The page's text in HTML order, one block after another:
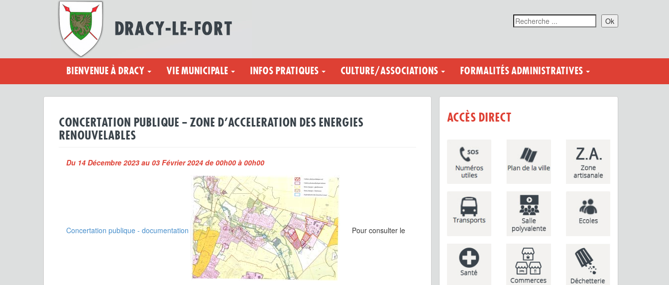
Ok
BIENVENUE À DRACY VIE MUNICIPALE INFOS PRATIQUES CULTURE/ASSOCIATIONS FORMALITÉS ADMINISTRATIVES
CONCERTATION PUBLIQUE – ZONE D’ACCELERATION DES ENERGIES
RENOUVELABLES
Du 14 Décembre 2023 au 03 Février 2024 de 00h00 à 00h00
Concertation publique - documentation Pour consulter le
ACCÈS DIRECT